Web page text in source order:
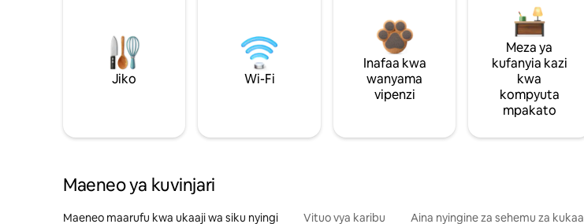
Jiko Wi-Fi
Inafaa kwa
wanyama
vipenzi
Meza ya
kufanyia kazi
kwa
kompyuta
mpakato
Maeneo ya kuvinjari
Maeneo maarufu kwa ukaaji wa siku nyingi Vituo vya karibu Aina nyingine za sehemu za kukaa